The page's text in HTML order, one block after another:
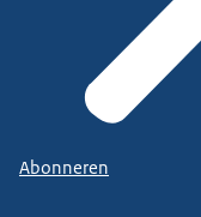
Abonneren